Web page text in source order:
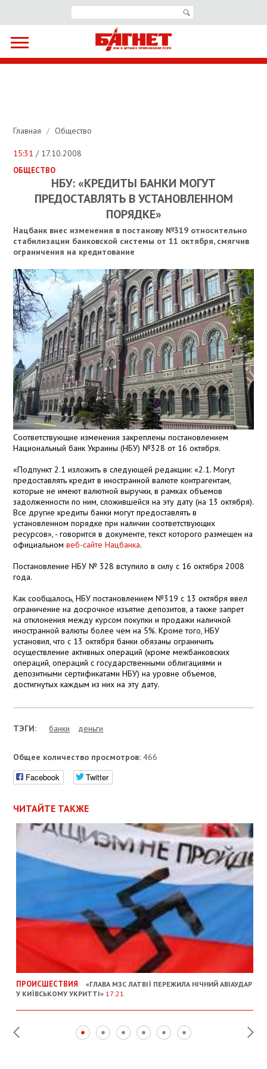
Главная / Общество
15:31 / 17.10.2008
ОБЩЕСТВО
НБУ: «КРЕДИТЫ БАНКИ МОГУТ
ПРЕДОСТАВЛЯТЬ В УСТАНОВЛЕННОМ
ПОРЯДКЕ»
Нацбанк внес изменения в постанову №319 относительно
стабилизации банковской системы от 11 октября, смягчив
ограничения на кредитование
Соответствующие изменения закреплены постановлением
Национальный банк Украины (НБУ) №328 от 16 октября.
«Подпункт 2.1 изложить в следующей редакции: «2.1. Могут
предоставлять кредит в иностранной валюте контрагентам,
которые не имеют валютной выручки, в рамках объемов
задолженности по ним, сложившейся на эту дату (на 13 октября).
Все другие кредиты банки могут предоставлять в
установленном порядке при наличии соответствующих
ресурсов», - говорится в документе, текст которого размещен на
официальномвеб-сайте Нацбанка.
Постановление НБУ № 328 вступило в силу с 16 октября 2008
года.
Как сообщалось, НБУ постановлением №319 с 13 октября ввел
ограничение на досрочное изъятие депозитов, а также запрет
на отклонения между курсом покупки и продажи наличной
иностранной валюты более чем на 5%. Кроме того, НБУ
установил, что с 13 октября банки обязаны ограничить
осуществление активных операций (кроме межбанковских
операций, операций с государственными облигациями и
депозитными сертификатами НБУ) на уровне объемов,
достигнутых каждым из них на эту дату.
ТЭГИ: банки деньги
Общее количество просмотров: 466
Facebook Twitter
ЧИТАЙТЕ ТАКЖЕ
ПРОИСШЕСТВИЯ
«ГЛАВА МЗС ЛАТВІЇ ПЕРЕЖИЛА НІЧНИЙ АВІАУДАР
У КИЇВСЬКОМУ УКРИТТІ» 17:21